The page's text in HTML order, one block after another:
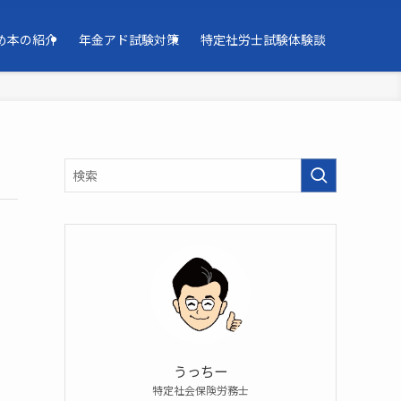
本の紹介 年金アド試験対策 特定社労士試験体験談
うっちー
特定社会保険労務士